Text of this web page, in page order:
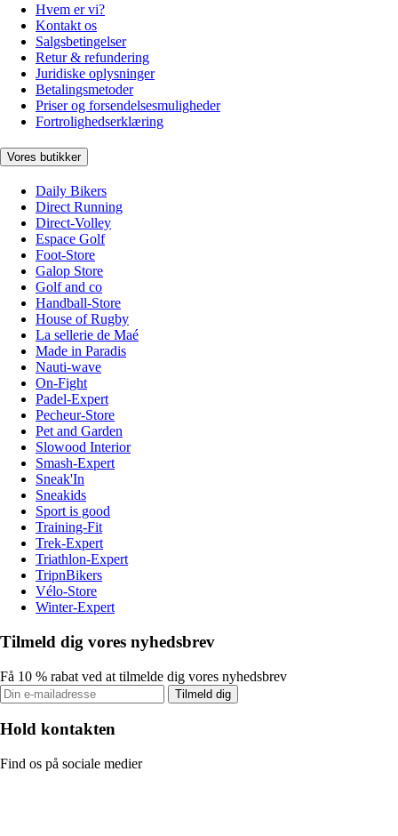
Hvem er vi?
Kontakt os
Salgsbetingelser
Retur & refundering
Juridiske oplysninger
Betalingsmetoder
Priser og forsendelsesmuligheder
Fortrolighedserklæring
Vores butikker
Daily Bikers
Direct Running
Direct-Volley
Espace Golf
Foot-Store
Galop Store
Golf and co
Handball-Store
House of Rugby
La sellerie de Maé
Made in Paradis
Nauti-wave
On-Fight
Padel-Expert
Pecheur-Store
Pet and Garden
Slowood Interior
Smash-Expert
Sneak'In
Sneakids
Sport is good
Training-Fit
Trek-Expert
Triathlon-Expert
TripnBikers
Vélo-Store
Winter-Expert
Tilmeld dig vores nyhedsbrev
Få 10 % rabat ved at tilmelde dig vores nyhedsbrev
Tilmeld dig
Hold kontakten
Find os på sociale medier